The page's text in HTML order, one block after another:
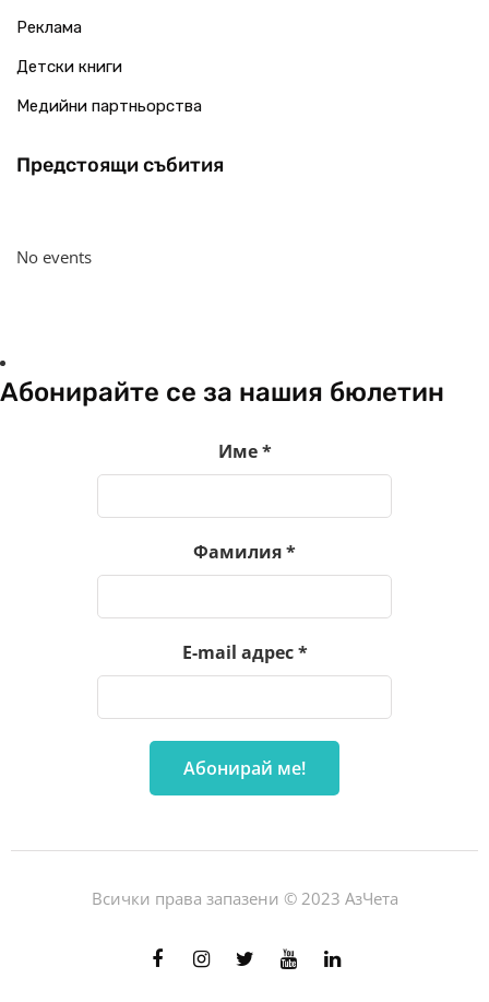
Реклама
Детски книги
Медийни партньорства
Предстоящи събития
No events
Абонирайте се за нашия бюлетин
Име*
Фамилия*
E-mail адрес*
Всички права запазени © 2023 АзЧета